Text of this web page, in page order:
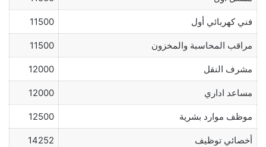
فني كهربائي أول 11500
مراقب المحاسبة والمخزون 11500
مشرف النقل 12000
مساعد اداري 12000
موظف موارد بشرية 12500
أخصائي توظيف 14252